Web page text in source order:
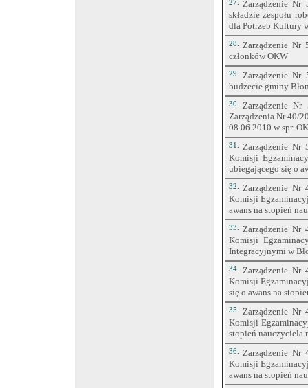
27.
Zarządzenie
składzie zespołu
dla Potrzeb Kultury
28.
Zarządzenie Nr
członków OKW
29.
Zarządzenie
budżecie gminy
30.
Zarządzenie
Zarządzenia Nr 40/
08.06.2010 w spr.
31.
Zarządzenie Nr
Komisji
ubiegającego się o
32.
Zarządzenie Nr
Komisji
awans na stopień
33.
Zarządzenie Nr
Komisji
Integracyjnymi w
34.
Zarządzenie Nr
Komisji
się o awans na
35.
Zarządzenie Nr
Komisji
stopień nauczyciela
36.
Zarządzenie Nr
Komisji
awans na stopień